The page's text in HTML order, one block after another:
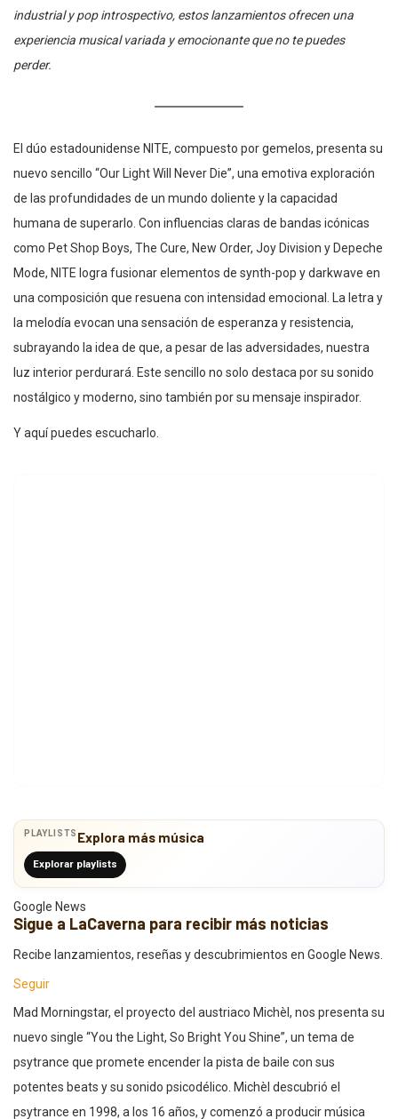
industrial y pop introspectivo, estos lanzamientos ofrecen una
experiencia musical variada y emocionante que no te puedes
perder.
El dúo estadounidense NITE, compuesto por gemelos, presenta su
nuevo sencillo “Our Light Will Never Die”, una emotiva exploración
de las profundidades de un mundo doliente y la capacidad
humana de superarlo. Con influencias claras de bandas icónicas
como Pet Shop Boys, The Cure, New Order, Joy Division y Depeche
Mode, NITE logra fusionar elementos de synth-pop y darkwave en
una composición que resuena con intensidad emocional. La letra y
la melodía evocan una sensación de esperanza y resistencia,
subrayando la idea de que, a pesar de las adversidades, nuestra
luz interior perdurará. Este sencillo no solo destaca por su sonido
nostálgico y moderno, sino también por su mensaje inspirador.
Y aquí puedes escucharlo.
PLAYLISTS Explora más música
Explorar playlists
Google News
Sigue a LaCaverna para recibir más noticias
Recibe lanzamientos, reseñas y descubrimientos en Google News.
Seguir
Mad Morningstar, el proyecto del austriaco Michèl, nos presenta su
nuevo single “You the Light, So Bright You Shine”, un tema de
psytrance que promete encender la pista de baile con sus
potentes beats y su sonido psicodélico. Michèl descubrió el
psytrance en 1998, a los 16 años, y comenzó a producir música